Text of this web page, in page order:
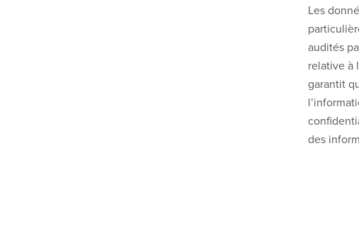
Les
audités
relative à
garantit
des